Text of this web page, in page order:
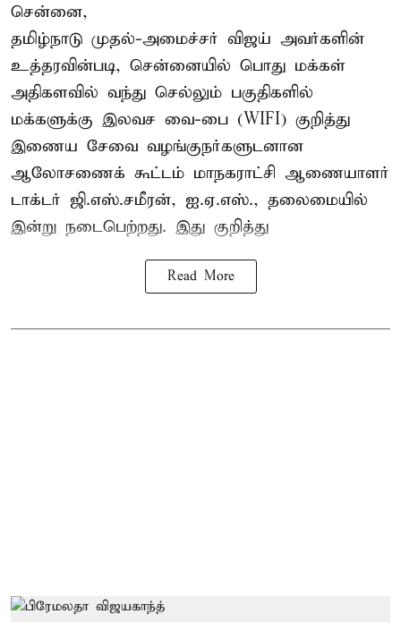
சென்னை,
தமிழ்நாடு முதல்-அமைச்சர் விஜய் அவர்களின்
உத்தரவின்படி, சென்னையில் பொது மக்கள்
அதிகளவில் வந்து செல்லும் பகுதிகளில்
மக்களுக்கு இலவச வை-பை (WIFI) குறித்து
இணைய சேவை வழங்குநர்களுடனான
ஆலோசணைக் கூட்டம் மாநகராட்சி ஆணையாளர்
டாக்டர் ஜி.எஸ்.சமீரன், ஐ.ஏ.எஸ்., தலைமையில்
இன்று நடைபெற்றது. இது குறித்து
Read More